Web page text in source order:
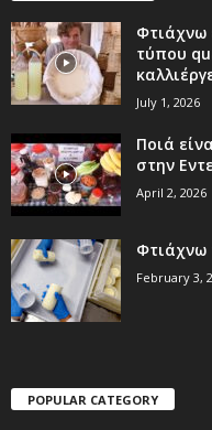
Φτιάχνω
τύπου
July 1, 2026
Ποιά
στην
April 2, 2026
Φτιάχνω
February 3,
POPULAR CATEGORY